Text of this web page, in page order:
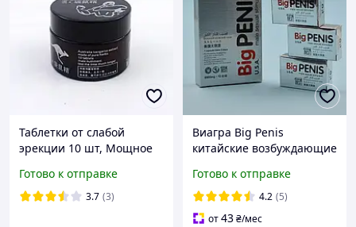
Таблетки от слабой
эрекции 10 шт, Мощное
потенции в пожилом
возрасте, Препараты для
Готово к отправке
3.7 (3)
Виагра Big Penis
китайские возбуждающие
секса мощное
возбуждающее средство
Viagra 12 шт
Готово к отправке
4.2 (5)
от43₴/мес